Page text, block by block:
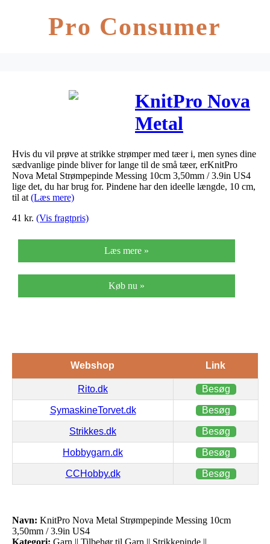
Pro Consumer
KnitPro Nova
Metal
Strømpepinde
Messing 10cm
3,50mm / 3.9in
Hvis du vil prøve at strikke strømper med tæer i, men synes dine
sædvanlige pinde bliver for lange til de små tæer, erKnitPro
Nova Metal Strømpepinde Messing 10cm 3,50mm / 3.9in US4
lige det, du har brug for. Pindene har den ideelle længde, 10 cm,
til at (Læs mere)
41 kr. (Vis fragtpris)
Læs mere »
Køb nu »
Webshop Link
Rito.dk Besøg
SymaskineTorvet.dk Besøg
Strikkes.dk Besøg
Hobbygarn.dk Besøg
CCHobby.dk Besøg
Navn: KnitPro Nova Metal Strømpepinde Messing 10cm
3,50mm / 3.9in US4
Kategori: Garn || Tilbehør til Garn || Strikkepinde ||